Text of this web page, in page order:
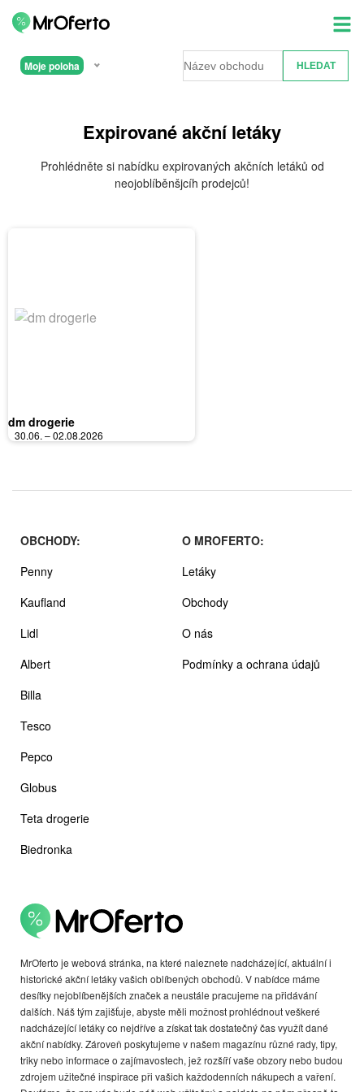
Moje poloha
Expirované akční letáky
Prohlédněte si nabídku expirovaných akčních letáků od
neojoblíběnšjcíh prodejců!
dm drogerie
30.06. – 02.08.2026
MrOferto je webová stránka, na které naleznete nadcházející, aktuální i
historické akční letáky vašich oblíbených obchodů. V nabídce máme
desítky nejoblíbenějších značek a neustále pracujeme na přidávání
dalších. Náš tým zajišťuje, abyste měli možnost prohlédnout veškeré
nadcházející letáky co nejdříve a získat tak dostatečný čas využít dané
akční nabídky. Zároveň poskytujeme v našem magazínu různé rady, tipy,
triky nebo informace o zajímavostech, jež rozšíří vaše obzory nebo budou
zdrojem užitečné inspirace při vašich každodenních nákupech a vaření.
OBCHODY:
Penny
Kaufland
Lidl
Albert
Billa
Tesco
Pepco
Globus
Teta drogerie
Biedronka
O MROFERTO:
Letáky
Obchody
O nás
Podmínky a ochrana údajů